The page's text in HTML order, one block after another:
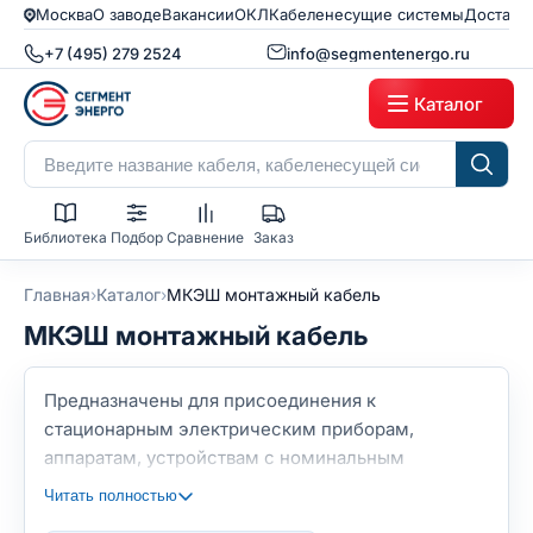
МоскваО заводеВакансииОКЛКабеленесущие системы
+7 (495) 279 2524 info@segmentenergo.ru
Каталог
Библиотека Подбор Сравнение Заказ
Главная›Каталог›МКЭШ монтажный кабель
МКЭШ монтажный кабель
Предназначены для присоединения к
стационарным электрическим приборам,
аппаратам, устройствам с номинальным
переменным напряжением до 500 В
Читать полностью